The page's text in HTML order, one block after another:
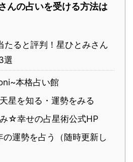
んの占いを受ける方法は
ると評判！星ひとみさん
選
本格占い館
星を知る・運勢をみる
☆幸せの占星術公式HP
運勢を占う（随時更新し